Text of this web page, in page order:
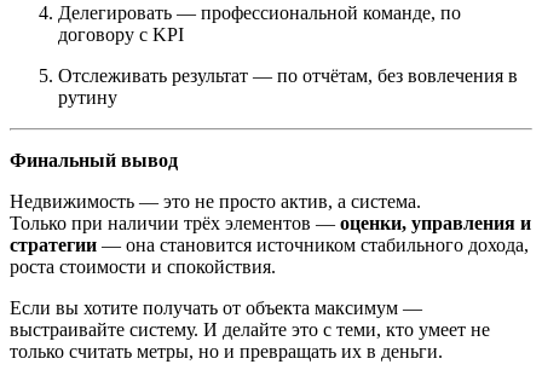
Делегировать — профессиональной команде, по
договору с KPI
Отслеживать результат — по отчётам, без вовлечения в
рутину
Финальный вывод
Недвижимость — это не просто актив, а система.
Только при наличии трёх элементов — оценки, управления и
стратегии — она становится источником стабильного дохода,
роста стоимости и спокойствия.
Если вы хотите получать от объекта максимум —
выстраивайте систему. И делайте это с теми, кто умеет не
только считать метры, но и превращать их в деньги.